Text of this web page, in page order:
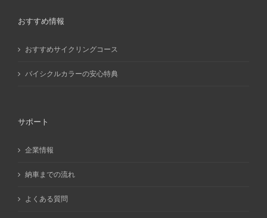
おすすめ情報
おすすめサイクリングコース
バイシクルカラーの安心特典
サポート
企業情報
納車までの流れ
よくある質問